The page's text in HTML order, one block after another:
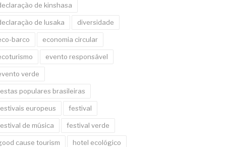
de kinshasa
de lusaka diversidade
barco economia circular
evento responsável
verde
populares brasileiras
europeus festival
de música festival verde
cause tourism hotel ecológico